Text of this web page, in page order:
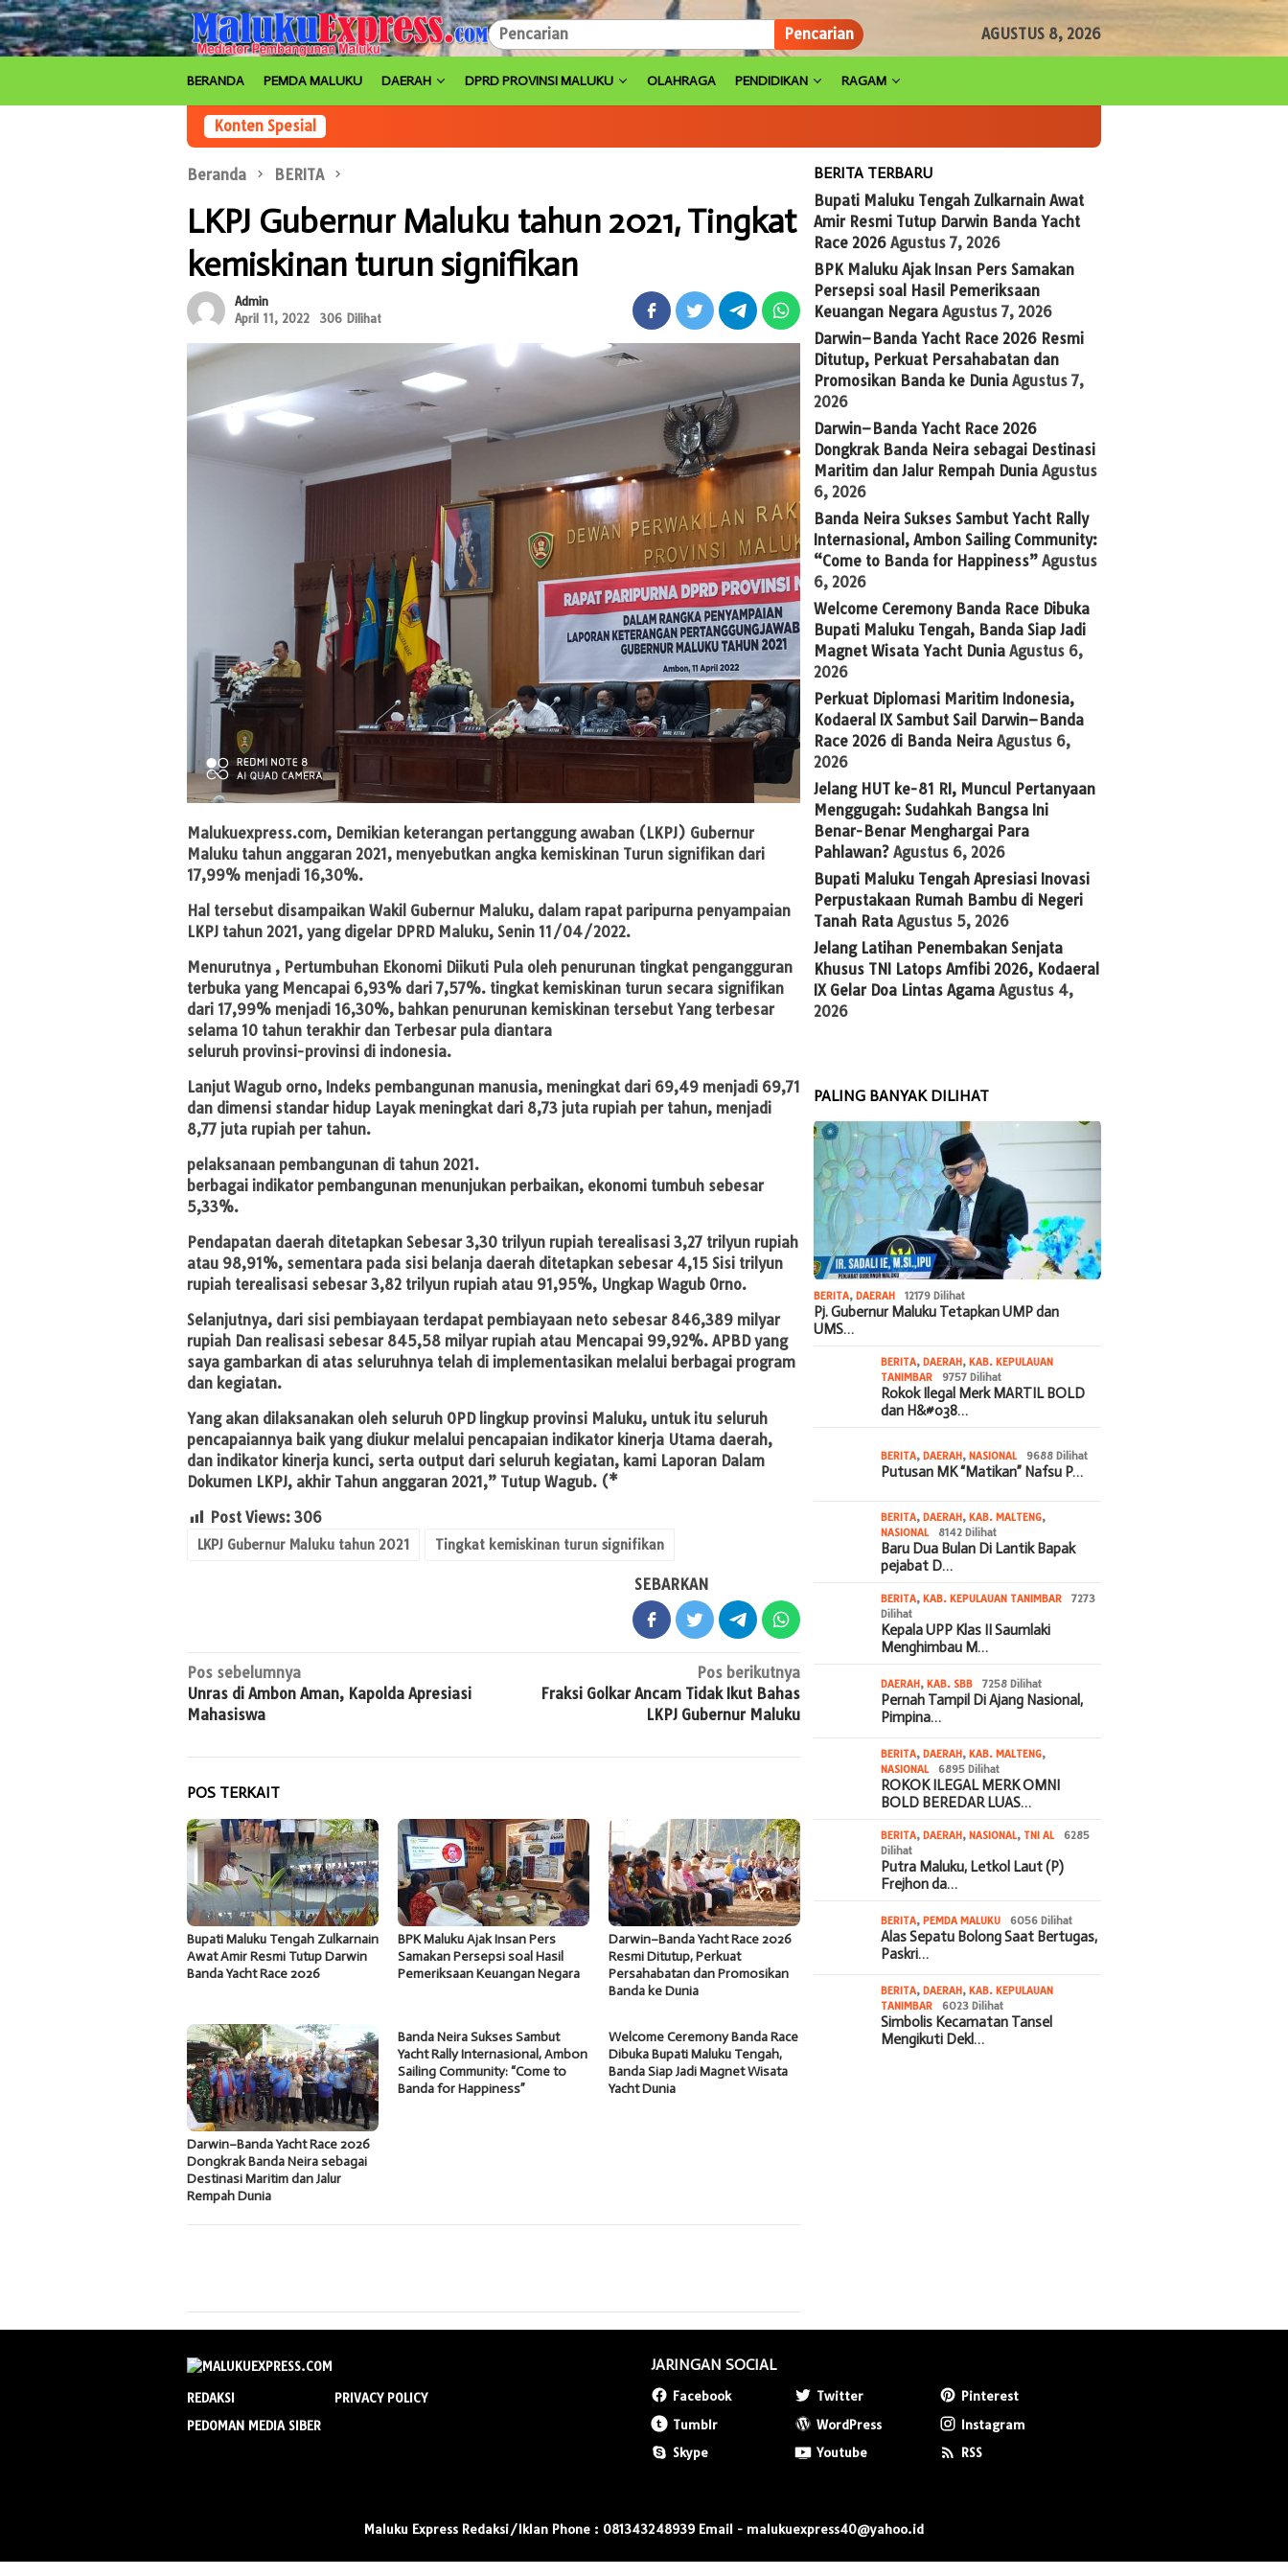
Loncat
ke
konten
Pencarian AGUSTUS 8, 2026
BERANDA PEMDA MALUKU DAERAH DPRD PROVINSI MALUKU OLAHRAGA PENDIDIKAN RAGAM
Konten Spesial
Beranda BERITA
LKPJ Gubernur Maluku tahun 2021, Tingkat
kemiskinan turun signifikan
Admin
April 11, 2022
306 Dilihat
Malukuexpress.com, Demikian keterangan pertanggung awaban (LKPJ) Gubernur
Maluku tahun anggaran 2021, menyebutkan angka kemiskinan Turun signifikan dari
17,99% menjadi 16,30%.
Hal tersebut disampaikan Wakil Gubernur Maluku, dalam rapat paripurna penyampaian
LKPJ tahun 2021, yang digelar DPRD Maluku, Senin 11/04/2022.
Menurutnya , Pertumbuhan Ekonomi Diikuti Pula oleh penurunan tingkat pengangguran
terbuka yang Mencapai 6,93% dari 7,57%. tingkat kemiskinan turun secara signifikan
dari 17,99% menjadi 16,30%, bahkan penurunan kemiskinan tersebut Yang terbesar
selama 10 tahun terakhir dan Terbesar pula diantara
seluruh provinsi-provinsi di indonesia.
Lanjut Wagub orno, Indeks pembangunan manusia, meningkat dari 69,49 menjadi 69,71
dan dimensi standar hidup Layak meningkat dari 8,73 juta rupiah per tahun, menjadi
8,77 juta rupiah per tahun.
pelaksanaan pembangunan di tahun 2021.
berbagai indikator pembangunan menunjukan perbaikan, ekonomi tumbuh sebesar
5,33%.
Pendapatan daerah ditetapkan Sebesar 3,30 trilyun rupiah terealisasi 3,27 trilyun rupiah
atau 98,91%, sementara pada sisi belanja daerah ditetapkan sebesar 4,15 Sisi trilyun
rupiah terealisasi sebesar 3,82 trilyun rupiah atau 91,95%, Ungkap Wagub Orno.
Selanjutnya, dari sisi pembiayaan terdapat pembiayaan neto sebesar 846,389 milyar
rupiah Dan realisasi sebesar 845,58 milyar rupiah atau Mencapai 99,92%. APBD yang
saya gambarkan di atas seluruhnya telah di implementasikan melalui berbagai program
dan kegiatan.
Yang akan dilaksanakan oleh seluruh OPD lingkup provinsi Maluku, untuk itu seluruh
pencapaiannya baik yang diukur melalui pencapaian indikator kinerja Utama daerah,
dan indikator kinerja kunci, serta output dari seluruh kegiatan, kami Laporan Dalam
Dokumen LKPJ, akhir Tahun anggaran 2021,” Tutup Wagub. (*
Post Views: 306
LKPJ Gubernur Maluku tahun 2021 Tingkat kemiskinan turun signifikan
SEBARKAN
Navigasi
pos
Pos sebelumnya
Unras di Ambon Aman, Kapolda Apresiasi
Mahasiswa
Pos berikutnya
Fraksi Golkar Ancam Tidak Ikut Bahas
LKPJ Gubernur Maluku
POS TERKAIT
Bupati Maluku Tengah Zulkarnain
Awat Amir Resmi Tutup Darwin
Banda Yacht Race 2026
BPK Maluku Ajak Insan Pers
Samakan Persepsi soal Hasil
Pemeriksaan Keuangan Negara
Darwin–Banda Yacht Race 2026
Resmi Ditutup, Perkuat
Persahabatan dan Promosikan
Banda ke Dunia
Darwin–Banda Yacht Race 2026
Dongkrak Banda Neira sebagai
Destinasi Maritim dan Jalur
Rempah Dunia
Banda Neira Sukses Sambut
Yacht Rally Internasional, Ambon
Sailing Community: “Come to
Banda for Happiness”
Welcome Ceremony Banda Race
Dibuka Bupati Maluku Tengah,
Banda Siap Jadi Magnet Wisata
Yacht Dunia
BERITA TERBARU
Bupati Maluku Tengah Zulkarnain Awat
Amir Resmi Tutup Darwin Banda Yacht
Race 2026 Agustus 7, 2026
BPK Maluku Ajak Insan Pers Samakan
Persepsi soal Hasil Pemeriksaan
Keuangan Negara Agustus 7, 2026
Darwin–Banda Yacht Race 2026 Resmi
Ditutup, Perkuat Persahabatan dan
Promosikan Banda ke Dunia Agustus 7,
2026
Darwin–Banda Yacht Race 2026
Dongkrak Banda Neira sebagai Destinasi
Maritim dan Jalur Rempah Dunia Agustus
6, 2026
Banda Neira Sukses Sambut Yacht Rally
Internasional, Ambon Sailing Community:
“Come to Banda for Happiness” Agustus
6, 2026
Welcome Ceremony Banda Race Dibuka
Bupati Maluku Tengah, Banda Siap Jadi
Magnet Wisata Yacht Dunia Agustus 6,
2026
Perkuat Diplomasi Maritim Indonesia,
Kodaeral IX Sambut Sail Darwin–Banda
Race 2026 di Banda Neira Agustus 6,
2026
Jelang HUT ke-81 RI, Muncul Pertanyaan
Menggugah: Sudahkah Bangsa Ini
Benar-Benar Menghargai Para
Pahlawan? Agustus 6, 2026
Bupati Maluku Tengah Apresiasi Inovasi
Perpustakaan Rumah Bambu di Negeri
Tanah Rata Agustus 5, 2026
Jelang Latihan Penembakan Senjata
Khusus TNI Latops Amfibi 2026, Kodaeral
IX Gelar Doa Lintas Agama Agustus 4,
2026
PALING BANYAK DILIHAT
BERITA,DAERAH 12179 Dilihat
Pj. Gubernur Maluku Tetapkan UMP dan
UMS…
BERITA,DAERAH,KAB. KEPULAUAN
TANIMBAR
9757 Dilihat
Rokok Ilegal Merk MARTIL BOLD
dan H&#038…
BERITA,DAERAH,NASIONAL 9688 Dilihat
Putusan MK “Matikan” Nafsu P…
BERITA,DAERAH,KAB. MALTENG,
NASIONAL
8142 Dilihat
Baru Dua Bulan Di Lantik Bapak
pejabat D…
BERITA,KAB. KEPULAUAN TANIMBAR
7273
Dilihat
Kepala UPP Klas II Saumlaki
Menghimbau M…
DAERAH,KAB. SBB 7258 Dilihat
Pernah Tampil Di Ajang Nasional,
Pimpina…
BERITA,DAERAH,KAB. MALTENG,
NASIONAL
6895 Dilihat
ROKOK ILEGAL MERK OMNI
BOLD BEREDAR LUAS…
BERITA,DAERAH,NASIONAL, TNI AL
6285
Dilihat
Putra Maluku, Letkol Laut (P)
Frejhon da…
BERITA,PEMDA MALUKU 6056 Dilihat
Alas Sepatu Bolong Saat Bertugas,
Paskri…
BERITA,DAERAH,KAB. KEPULAUAN
TANIMBAR
6023 Dilihat
Simbolis Kecamatan Tansel
Mengikuti Dekl…
REDAKSI
PRIVACY POLICY
PEDOMAN MEDIA SIBER
JARINGAN SOCIAL
Facebook Twitter
Pinterest
Tumblr
WordPress
Instagram
Skype
Youtube RSS
Maluku Express Redaksi/Iklan Phone : 081343248939 Email - malukuexpress40@yahoo.id